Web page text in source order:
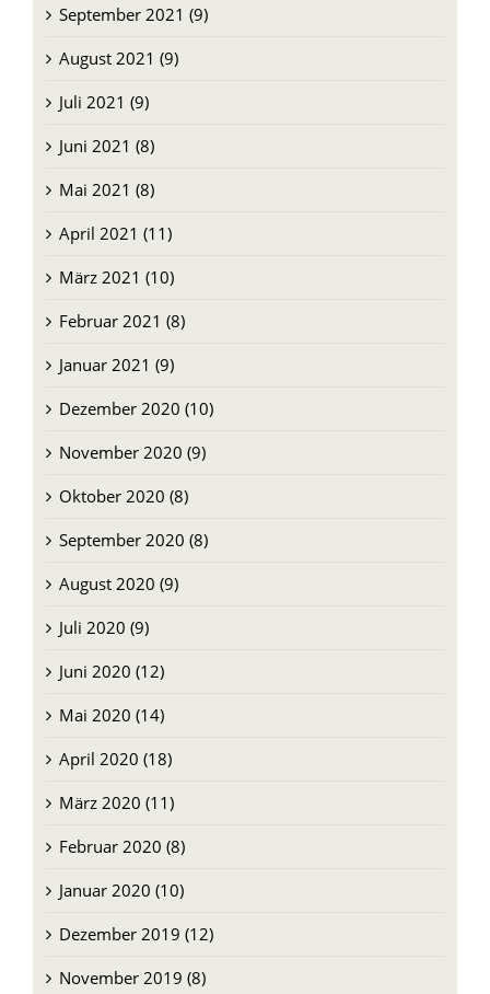
September 2021 (9)
August 2021 (9)
Juli 2021 (9)
Juni 2021 (8)
Mai 2021 (8)
April 2021 (11)
März 2021 (10)
Februar 2021 (8)
Januar 2021 (9)
Dezember 2020 (10)
November 2020 (9)
Oktober 2020 (8)
September 2020 (8)
August 2020 (9)
Juli 2020 (9)
Juni 2020 (12)
Mai 2020 (14)
April 2020 (18)
März 2020 (11)
Februar 2020 (8)
Januar 2020 (10)
Dezember 2019 (12)
November 2019 (8)